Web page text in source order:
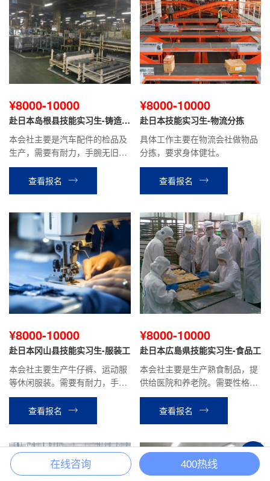
¥8000-10000
赴日本岛根县技能实习生-铸造
本会社主要是汽车配件的检品及
生产，需要有耐力，手腕无旧
疾，手指灵巧。
查看报名
¥8000-10000
赴日本技能实习生-物流分拣
具体工作主要在物流会社做物品
分拣，要求身体健壮。
查看报名
¥8000-10000
赴日本冈山县技能实习生-服装工
本会社主要生产牛仔裤、运动服
等休闲服装。需要有耐力，手指
灵巧，健康并且有体力的人，有
颈椎痛、腰痛、膝盖痛或手腕疼
的人不可以
查看报名
¥8000-10000
赴日本広島県技能实习生-食品工
本会社主要是生产熟食制品，提
供给医院和养老院。需要性格开
朗的；患有颈椎、腰疼等关节
病，慢性病的不可以。贫血，头
晕，癫痫，色盲的不可以。
查看报名
+
在线咨询 400热线